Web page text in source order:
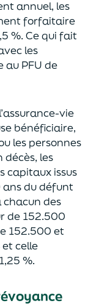
annuel, les
forfaitaire
%. Ce qui fait
les
au PFU de
vie
bénéficiaire,
les personnes
décès, les
capitaux issus
ans du défunt
des
de 152.500
152.500 et
celle
25 %.